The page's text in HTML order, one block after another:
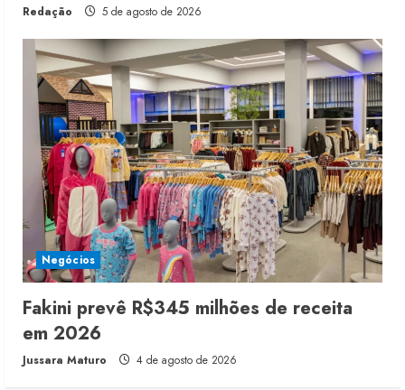
Redação 5 de agosto de 2026
Negócios
Fakini prevê R$345 milhões de receita
em 2026
Jussara Maturo 4 de agosto de 2026